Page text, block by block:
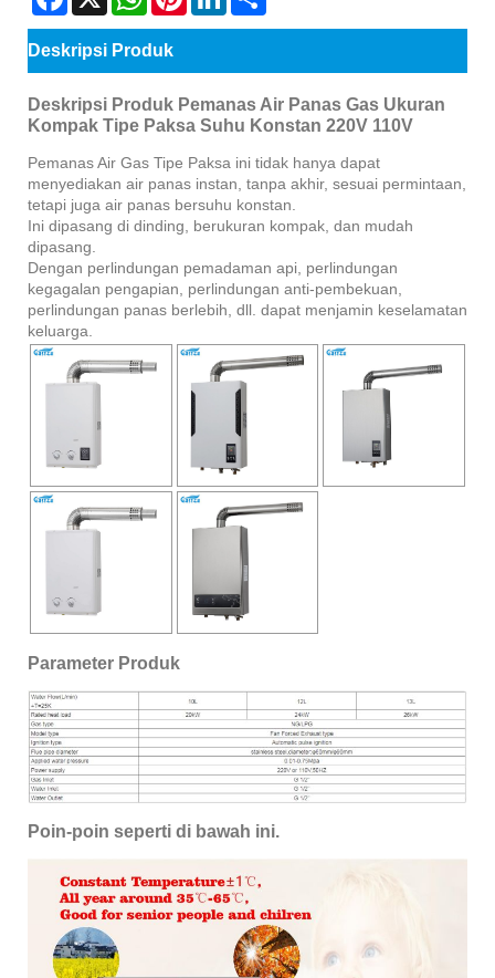
Deskripsi Produk
Deskripsi Produk Pemanas Air Panas Gas Ukuran
Kompak Tipe Paksa Suhu Konstan 220V 110V
Pemanas Air Gas Tipe Paksa ini tidak hanya dapat
menyediakan air panas instan, tanpa akhir, sesuai permintaan,
tetapi juga air panas bersuhu konstan.
Ini dipasang di dinding, berukuran kompak, dan mudah
dipasang.
Dengan perlindungan pemadaman api, perlindungan
kegagalan pengapian, perlindungan anti-pembekuan,
perlindungan panas berlebih, dll. dapat menjamin keselamatan
keluarga.
Parameter Produk
Poin-poin seperti di bawah ini.